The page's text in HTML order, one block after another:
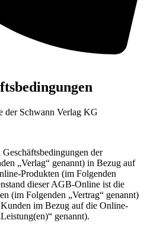
der Schwann Verlag KG
der
„Verlag“ genannt) in Bezug auf
Produkten (im Folgenden
dieser AGB-Online ist die
(im Folgenden „Vertrag“ genannt)
im Bezug auf die Online-
genannt).